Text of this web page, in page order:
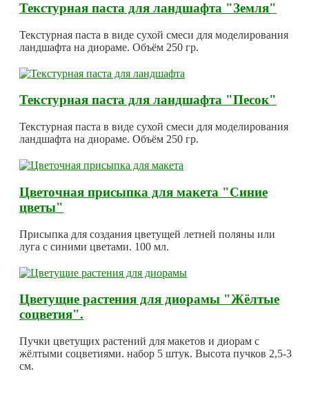
Текстурная паста для ландшафта "Земля"
Текстурная паста в виде сухой смеси для моделирования
ландшафта на диораме. Объём 250 гр.
Текстурная паста для ландшафта "Песок"
Текстурная паста в виде сухой смеси для моделирования
ландшафта на диораме. Объём 250 гр.
Цветочная присыпка для макета "Синие
цветы"
Присыпка для создания цветущей летней поляны или
луга с синими цветами. 100 мл.
Цветущие растения для диорамы "Жёлтые
соцветия".
Пучки цветущих растений для макетов и диорам с
жёлтыми соцветиями. набор 5 штук. Высота пучков 2,5-3
см.